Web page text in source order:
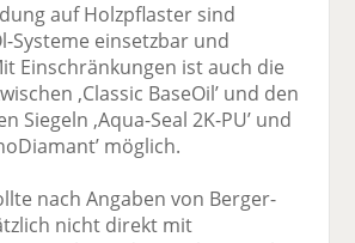
auf Holzpflaster sind
Systeme einsetzbar und
Einschränkungen ist auch die
,Classic BaseOil’ und den
Siegeln ,Aqua-Seal 2K-PU’ und
möglich.
nach Angaben von Berger-
nicht direkt mit